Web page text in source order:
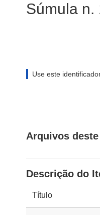
Súmula n.
Use este
Arquivos
Descrição do
Título